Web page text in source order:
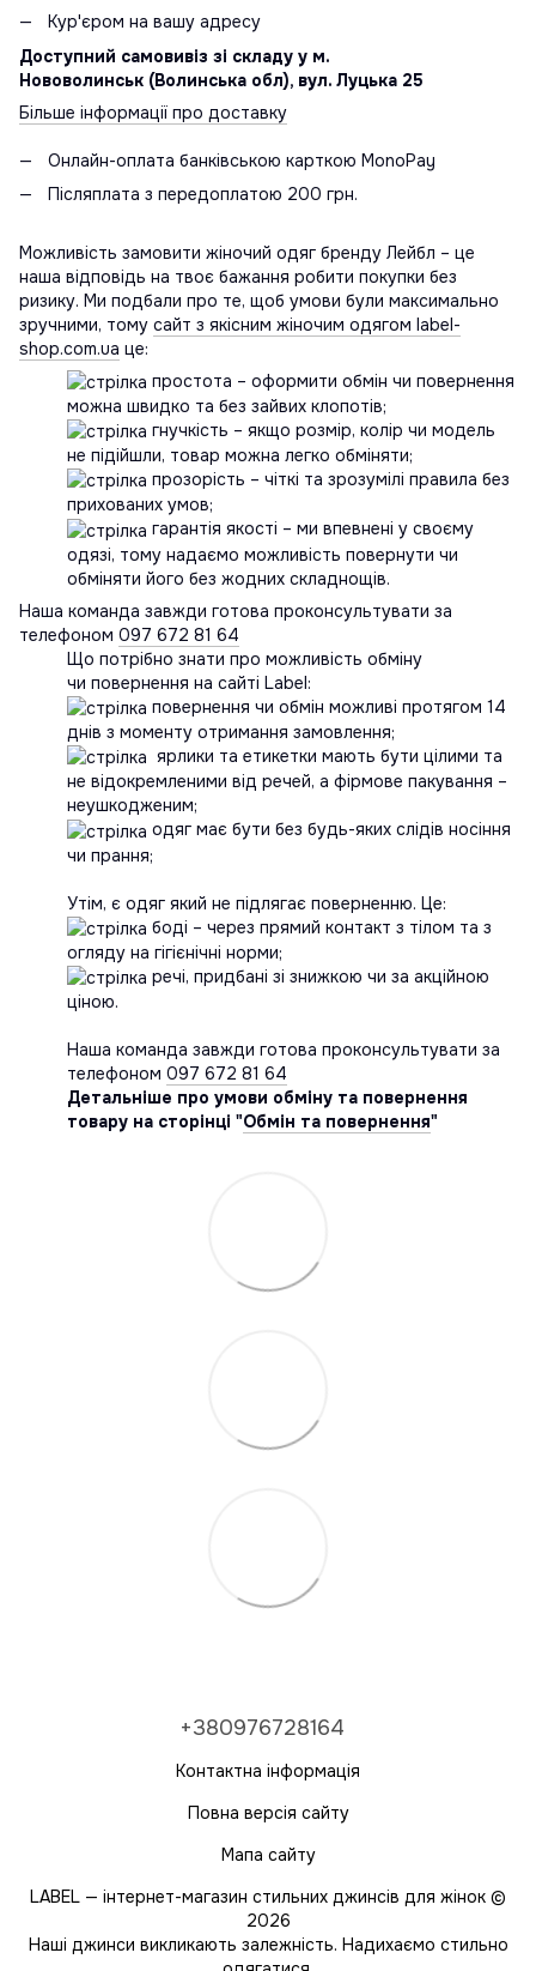
Кур'єром на вашу адресу
Доступний самовивіз зі складу у м.
Нововолинськ (Волинська обл), вул. Луцька 25
Більше інформації про доставку
Онлайн-оплата банківською карткою MonoPay
Післяплата з передоплатою 200 грн.
Можливість замовити жіночий одяг бренду Лейбл – це
наша відповідь на твоє бажання робити покупки без
ризику. Ми подбали про те, щоб умови були максимально
зручними, тому сайт з якісним жіночим одягом label-
shop.com.ua це:
простота – оформити обмін чи повернення
можна швидко та без зайвих клопотів;
гнучкість – якщо розмір, колір чи модель
не підійшли, товар можна легко обміняти;
прозорість – чіткі та зрозумілі правила без
прихованих умов;
гарантія якості – ми впевнені у своєму
одязі, тому надаємо можливість повернути чи
обміняти його без жодних складнощів.
Наша команда завжди готова проконсультувати за
телефоном 097 672 81 64
Що потрібно знати про можливість обміну
чи повернення на сайті Label:
повернення чи обмін можливі протягом 14
днів з моменту отримання замовлення;
ярлики та етикетки мають бути цілими та
не відокремленими від речей, а фірмове пакування –
неушкодженим;
одяг має бути без будь-яких слідів носіння
чи прання;
Утім, є одяг який не підлягає поверненню. Це:
боді – через прямий контакт з тілом та з
огляду на гігієнічні норми;
речі, придбані зі знижкою чи за акційною
ціною.
Наша команда завжди готова проконсультувати за
телефоном 097 672 81 64
Детальніше про умови обміну та повернення
товару на сторінці "Обмін та повернення"
+380976728164
Контактна інформація
Повна версія сайту
Мапа сайту
LABEL — інтернет-магазин стильних джинсів для жінок ©
2026
Наші джинси викликають залежність. Надихаємо стильно